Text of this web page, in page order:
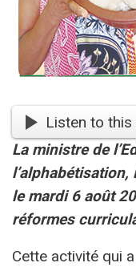
Listen to
La ministre de
le mardi 6 août
réformes
Cette activité qui